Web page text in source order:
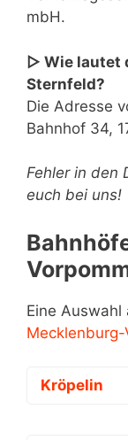
mbH.
▷ Wie lautet
Sternfeld?
Die Adresse
Bahnhof 34,
Fehler in den
euch bei uns!
Eine
Kröpelin